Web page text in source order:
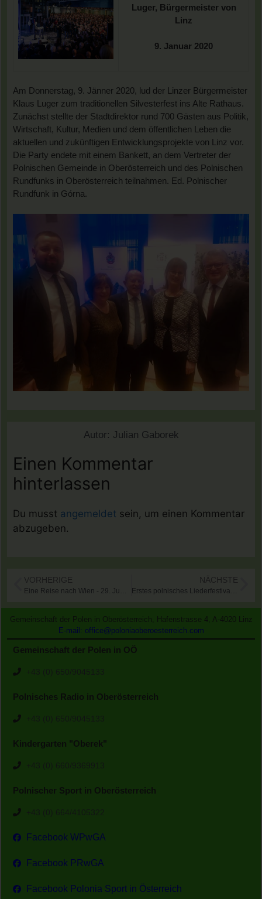
Luger, Bürgermeister von
Linz
9. Januar 2020
Am Donnerstag, 9. Jänner 2020, lud der Linzer Bürgermeister
Klaus Luger zum traditionellen Silvesterfest ins Alte Rathaus.
Zunächst stellte der Stadtdirektor rund 700 Gästen aus Politik,
Wirtschaft, Kultur, Medien und dem öffentlichen Leben die
aktuellen und zukünftigen Entwicklungsprojekte von Linz vor.
Die Party endete mit einem Bankett, an dem Vertreter der
Polnischen Gemeinde in Oberösterreich und des Polnischen
Rundfunks in Oberösterreich teilnahmen. Ed. Polnischer
Rundfunk in Górna.
Autor: Julian Gaborek
Einen Kommentar
hinterlassen
Du musst angemeldet sein, um einen Kommentar
abzugeben.
VORHERIGE NÄCHSTE
Gemeinschaft der Polen in Oberösterreich, Hafenstrasse 4, A-4020 Linz
E-mail: office@poloniaoberoesterreich.com
Gemeinschaft der Polen in OÖ
+43 (0) 650/9045133
Polnisches Radio in Oberösterreich
+43 (0) 650/9045133
Kindergarten "Oberek"
+43 (0) 660/9369913
Polnischer Sport in Oberösterreich
+43 (0) 664/4105322
Facebook WPwGA
Facebook PRwGA
Facebook Polonia Sport in Österreich